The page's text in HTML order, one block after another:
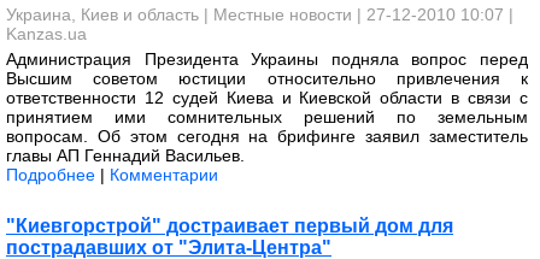
Украина, Киев и область | Местные новости | 27-12-2010 10:07 |
Kanzas.ua
Администрация Президента Украины подняла вопрос перед
Высшим советом юстиции относительно привлечения к
ответственности 12 судей Киева и Киевской области в связи с
принятием ими сомнительных решений по земельным
вопросам. Об этом сегодня на брифинге заявил заместитель
главы АП Геннадий Васильев.
Подробнее | Комментарии
"Киевгорстрой" достраивает первый дом для
пострадавших от "Элита-Центра"